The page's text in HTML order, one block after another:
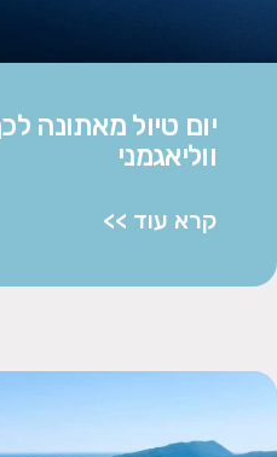
יום טיול מאתונה
ווליאגמני
קרא עוד >>